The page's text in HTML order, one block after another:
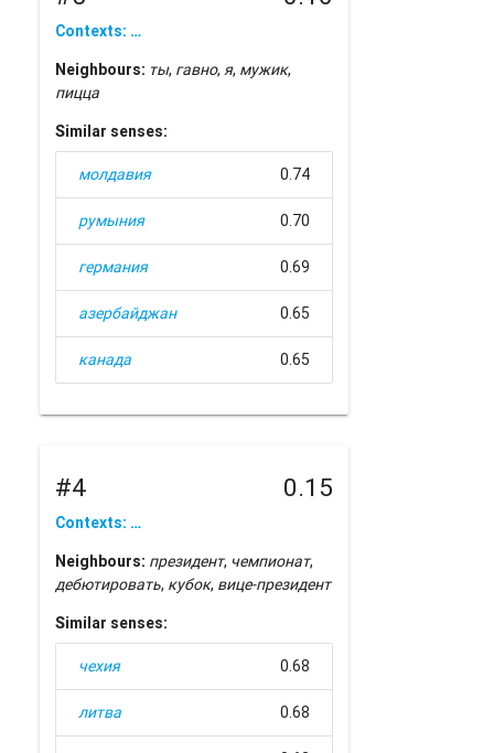
Contexts: …
Neighbours: ты, гавно,я, мужик,
пицца
Similar senses:
молдавия 0.74
румыния 0.70
германия 0.69
азербайджан 0.65
канада 0.65
#4 0.15
Contexts: …
Neighbours: президент, чемпионат,
дебютировать, кубок, вице-президент
Similar senses:
чехия 0.68
литва 0.68